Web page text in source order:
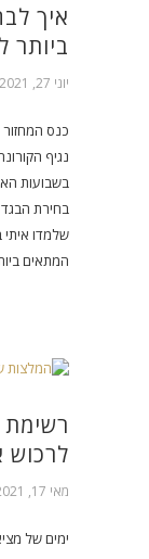
איך
ביותר
יוני 27, 2021
כנס
נגיף
בשבועות
בחירת
שלמדו איתי
המתאים
רשימת
לרכוש
מאי 17, 2021
ימים של